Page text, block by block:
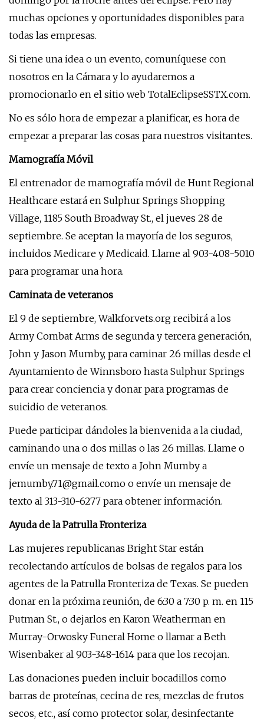
muchas opciones y oportunidades disponibles para
todas las empresas.
Si tiene una idea o un evento, comuníquese con
nosotros en la Cámara y lo ayudaremos a
promocionarlo en el sitio web TotalEclipseSSTX.com.
No es sólo hora de empezar a planificar, es hora de
empezar a preparar las cosas para nuestros visitantes.
Mamografía Móvil
El entrenador de mamografía móvil de Hunt Regional
Healthcare estará en Sulphur Springs Shopping
Village, 1185 South Broadway St., el jueves 28 de
septiembre. Se aceptan la mayoría de los seguros,
incluidos Medicare y Medicaid. Llame al 903-408-5010
para programar una hora.
Caminata de veteranos
El 9 de septiembre, Walkforvets.org recibirá a los
Army Combat Arms de segunda y tercera generación,
John y Jason Mumby, para caminar 26 millas desde el
Ayuntamiento de Winnsboro hasta Sulphur Springs
para crear conciencia y donar para programas de
suicidio de veteranos.
Puede participar dándoles la bienvenida a la ciudad,
caminando una o dos millas o las 26 millas. Llame o
envíe un mensaje de texto a John Mumby a
jemumby.71@gmail.como o envíe un mensaje de
texto al 313-310-6277 para obtener información.
Ayuda de la Patrulla Fronteriza
Las mujeres republicanas Bright Star están
recolectando artículos de bolsas de regalos para los
agentes de la Patrulla Fronteriza de Texas. Se pueden
donar en la próxima reunión, de 6:30 a 7:30 p. m. en 115
Putman St., o dejarlos en Karon Weatherman en
Murray-Orwosky Funeral Home o llamar a Beth
Wisenbaker al 903-348-1614 para que los recojan.
Las donaciones pueden incluir bocadillos como
barras de proteínas, cecina de res, mezclas de frutos
secos, etc., así como protector solar, desinfectante